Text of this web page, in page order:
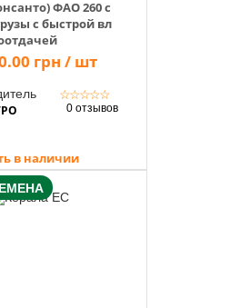
ФАО 260 с
с быстрой вл
грн / шт
☆☆☆☆☆
0 отзывов
в наличии